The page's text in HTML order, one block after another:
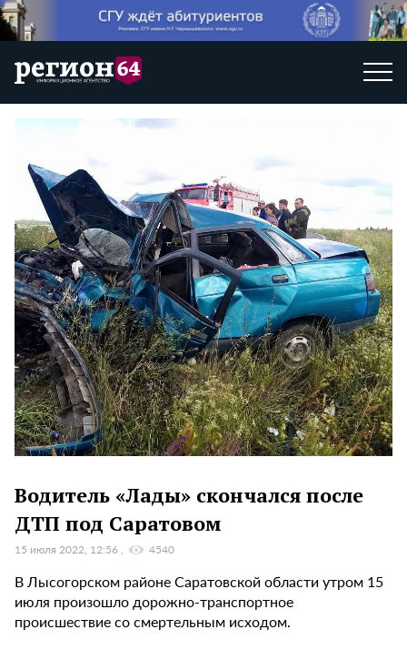
Водитель «Лады» скончался после
ДТП под Саратовом
15 июля 2022, 12:56 4540
В Лысогорском районе Саратовской области утром 15
июля произошло дорожно-транспортное
происшествие со смертельным исходом.